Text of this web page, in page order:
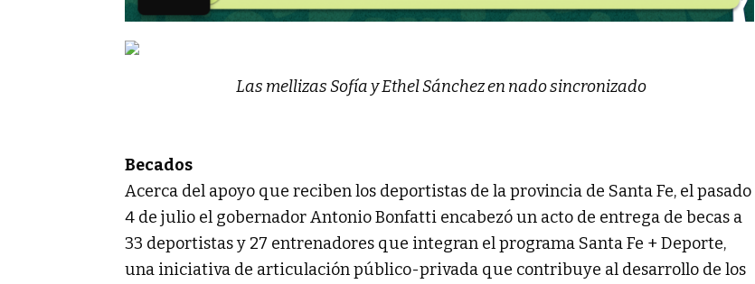
Las mellizas Sofía y Ethel Sánchez en nado sincronizado
Becados
Acerca del apoyo que reciben los deportistas de la provincia de Santa Fe, el pasado
4 de julio el gobernador Antonio Bonfatti encabezó un acto de entrega de becas a
33 deportistas y 27 entrenadores que integran el programa Santa Fe + Deporte,
una iniciativa de articulación público-privada que contribuye al desarrollo de los